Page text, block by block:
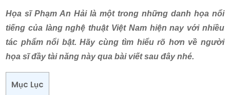
Họa sĩ Phạm An Hải là một trong những danh họa nổi
tiếng của làng nghệ thuật Việt Nam hiện nay với nhiều
tác phẩm nổi bật. Hãy cùng tìm hiểu rõ hơn về người
họa sĩ đầy tài năng này qua bài viết sau đây nhé.
Mục Lục